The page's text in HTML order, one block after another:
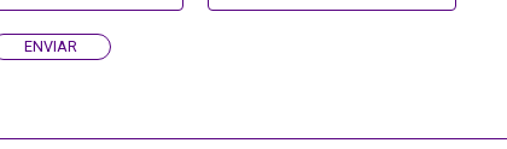
ENVIAR